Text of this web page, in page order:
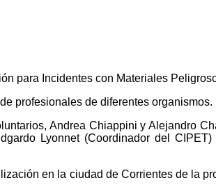
para Incidentes con Materiales
profesionales de diferentes organismos.
Andrea Chiappini y Alejandro
Lyonnet (Coordinador del
en la ciudad de Corrientes de la